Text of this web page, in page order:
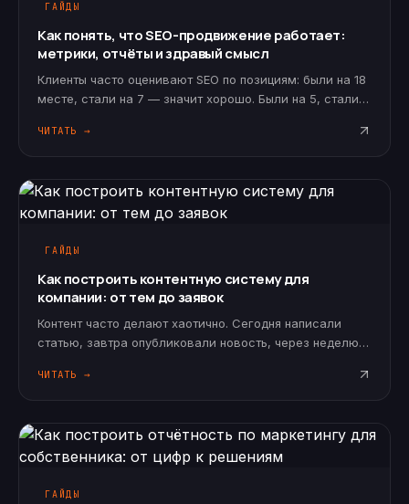
ГАЙДЫ
Как понять, что SEO-продвижение работает:
метрики, отчёты и здравый смысл
Клиенты часто оценивают SEO по позициям: были на 18
месте, стали на 7 — значит хорошо. Были на 5, стали
оценивать только местом в выдаче.
ЧИТАТЬ →
ГАЙДЫ
Как построить контентную систему для
компании: от тем до заявок
Контент часто делают хаотично. Сегодня написали
статью, завтра опубликовали новость, через неделю
Формально активность есть, но заявок, доверия и
ЧИТАТЬ →
ГАЙДЫ